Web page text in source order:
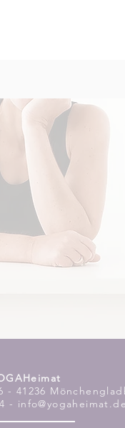
- 41236
- info@yogaheimat.de